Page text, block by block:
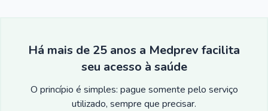
Há mais de 25 anos a Medprev facilita
seu acesso à saúde
O princípio é simples: pague somente pelo serviço
utilizado, sempre que precisar.